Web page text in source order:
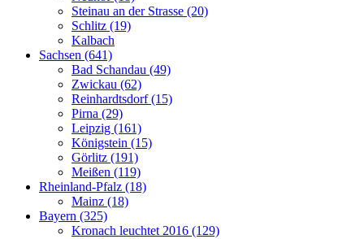
Steinau an der Strasse (20)
Schlitz (19)
Kalbach
Sachsen (641)
Bad Schandau (49)
Zwickau (62)
Reinhardtsdorf (15)
Pirna (29)
Leipzig (161)
Königstein (15)
Görlitz (191)
Meißen (119)
Rheinland-Pfalz (18)
Mainz (18)
Bayern (325)
Kronach leuchtet 2016 (129)